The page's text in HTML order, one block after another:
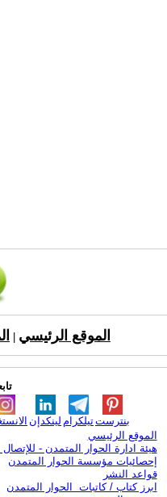
الموقع الرئيسي
لينكدإن تيلكرامبنترست
الموقع الرئيسي
هيئة ادارة الحوار المتمدن - للإتصال
إحصائيات مؤسسة الحوار المتمدن
قواعد النشر
ابرز كتاب / كاتبات الحوار المتمدن